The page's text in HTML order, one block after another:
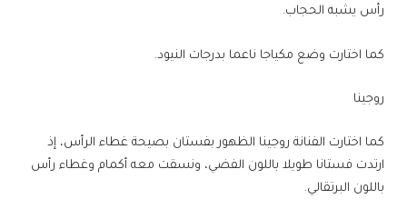
رأس يشبه الحجاب.
كما اختارت وضع مكياجا ناعما بدرجات النيود.
روجينا
كما اختارت الفنانة روجينا الظهور بفستان بصيحة غطاء الرأس، إذ
ارتدت فستانا طويلا باللون الفضي، ونسقت معه أكمام وغطاء رأس
باللون البرتقالي.